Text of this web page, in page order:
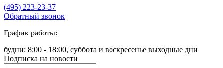
(495) 223-23-37
Обратный звонок
График работы:
будни: 8:00 - 18:00, суббота и воскресенье выходные дни
Подписка на новости